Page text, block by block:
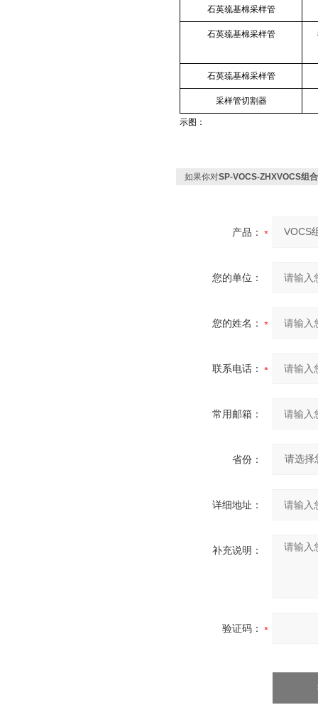
石英巯基棉采样管
石英巯基棉采样管
石英巯基棉采样管
采样管切割器
示图：
如果你对SP-VOCS-ZHXVOCS组
产品：
您的单位：
您的姓名：
联系电话：
常用邮箱：
省份：
详细地址：
补充说明：
验证码：